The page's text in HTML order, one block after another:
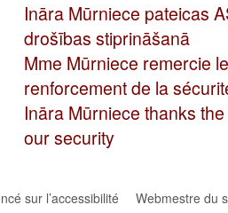
Ināra Mūrniece pateicas
drošības stiprināšanā
Mme Mūrniece remercie
renforcement de la
Ināra Mūrniece thanks
our security
sur l’accessibilité
Webmestre du